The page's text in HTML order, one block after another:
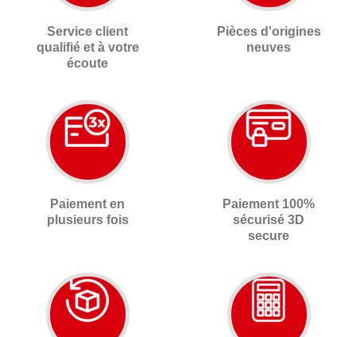
Service client
qualifié et à votre
écoute
Pièces d'origines
neuves
Paiement en
plusieurs fois
Paiement 100%
sécurisé 3D
secure